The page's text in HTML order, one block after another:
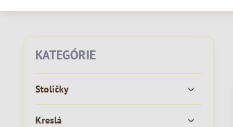
KATEGÓRIE
Stoličky
Kreslá